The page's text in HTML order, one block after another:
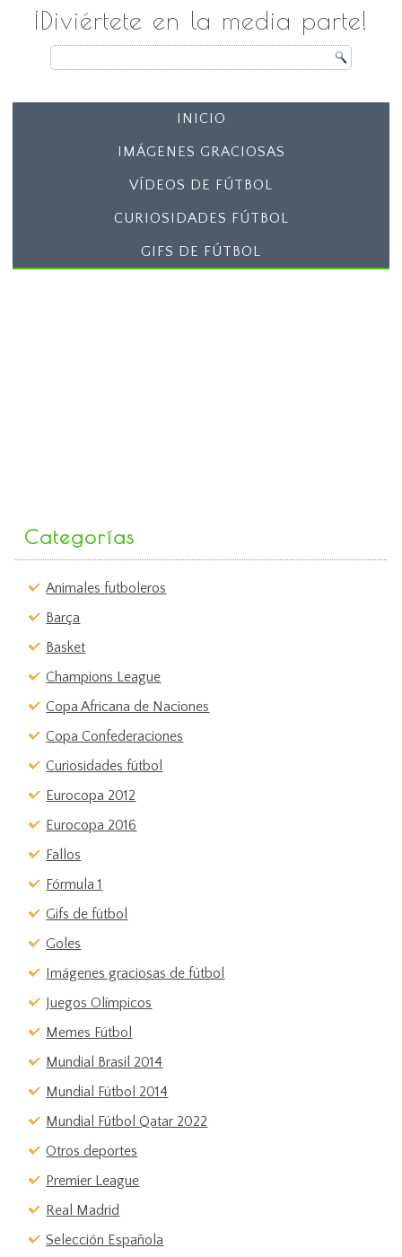
¡Diviértete en la media parte!
INICIO
IMÁGENES GRACIOSAS
VÍDEOS DE FÚTBOL
CURIOSIDADES FÚTBOL
GIFS DE FÚTBOL
Categorías
Animales futboleros
Barça
Basket
Champions League
Copa Africana de Naciones
Copa Confederaciones
Curiosidades fútbol
Eurocopa 2012
Eurocopa 2016
Fallos
Fórmula 1
Gifs de fútbol
Goles
Imágenes graciosas de fútbol
Juegos Olímpicos
Memes Fútbol
Mundial Brasil 2014
Mundial Fútbol 2014
Mundial Fútbol Qatar 2022
Otros deportes
Premier League
Real Madrid
Selección Española